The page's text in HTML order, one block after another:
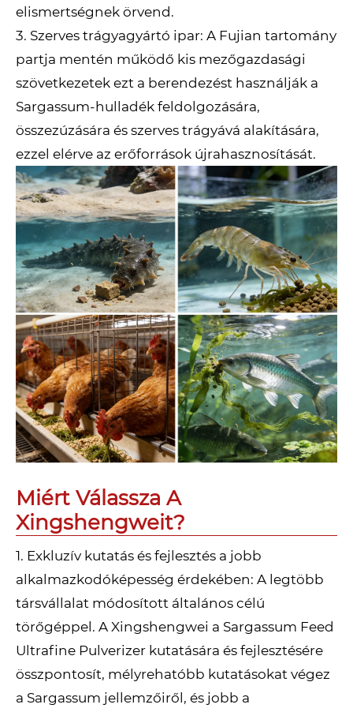
elismertségnek örvend.
3. Szerves trágyagyártó ipar: A Fujian tartomány
partja mentén működő kis mezőgazdasági
szövetkezetek ezt a berendezést használják a
Sargassum-hulladék feldolgozására,
összezúzására és szerves trágyává alakítására,
ezzel elérve az erőforrások újrahasznosítását.
Miért Válassza A
Xingshengweit?
1. Exkluzív kutatás és fejlesztés a jobb
alkalmazkodóképesség érdekében: A legtöbb
társvállalat módosított általános célú
törőgéppel. A Xingshengwei a Sargassum Feed
Ultrafine Pulverizer kutatására és fejlesztésére
összpontosít, mélyrehatóbb kutatásokat végez
a Sargassum jellemzőiről, és jobb a